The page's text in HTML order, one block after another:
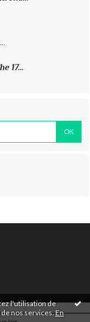
l'utilisation de
nos services.En
17...